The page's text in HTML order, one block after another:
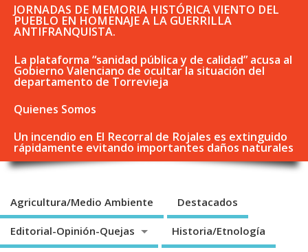
JORNADAS DE MEMORIA HISTÓRICA VIENTO DEL
PUEBLO EN HOMENAJE A LA GUERRILLA
ANTIFRANQUISTA.
La plataforma “sanidad pública y de calidad” acusa al
Gobierno Valenciano de ocultar la situación del
departamento de Torrevieja
Quienes Somos
Un incendio en El Recorral de Rojales es extinguido
rápidamente evitando importantes daños naturales
Agricultura/Medio Ambiente Destacados
Editorial-Opinión-Quejas Historia/Etnología